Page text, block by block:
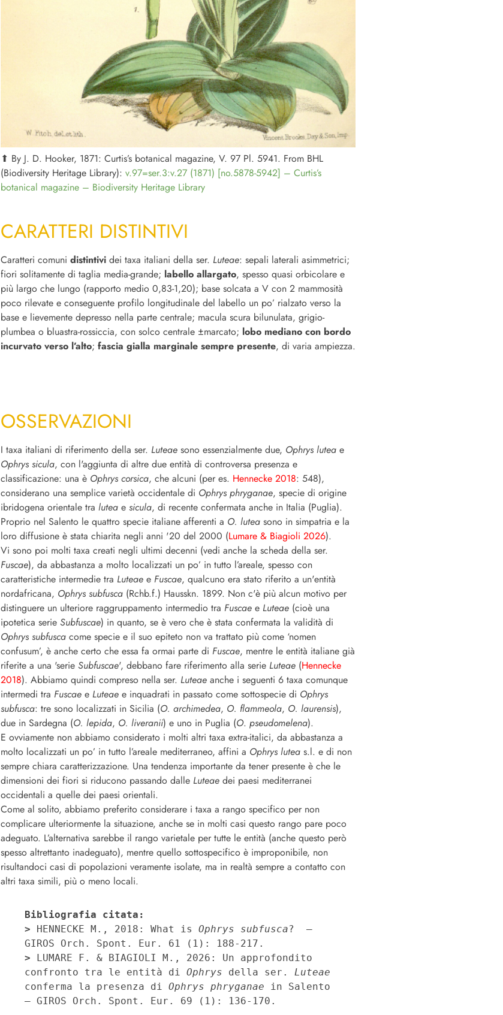
⬆︎ By J. D. Hooker, 1871: Curtis’s botanical magazine, V. 97 Pl. 5941. From BHL
(Biodiversity Heritage Library): v.97=ser.3:v.27 (1871) [no.5878-5942] – Curtis’s
botanical magazine – Biodiversity Heritage Library
CARATTERI DISTINTIVI
Caratteri comuni distintividei taxa italiani della ser. Luteae: sepali laterali asimmetrici;
fiori solitamente di taglia media-grande; labello allargato, spesso quasi orbicolare e
più largo che lungo (rapporto medio 0,83-1,20); base solcata a V con 2 mammosità
poco rilevate e conseguente profilo longitudinale del labello un po’ rialzato verso la
base e lievemente depresso nella parte centrale; macula scura bilunulata, grigio-
plumbea o bluastra-rossiccia, con solco centrale ±marcato; lobo mediano con bordo
incurvato verso l’alto; fascia gialla marginale sempre presente, di varia ampiezza.
OSSERVAZIONI
I taxa italiani di riferimento della ser. Luteaesono essenzialmente due, Ophrys luteae
Ophrys sicula, con l'aggiunta di altre due entità di controversa presenza e
classificazione: una è Ophrys corsica, che alcuni (per es. Hennecke 2018: 548),
considerano una semplice varietà occidentale di Ophrys phryganae, specie di origine
ibridogena orientale tra luteae sicula, di recente confermata anche in Italia (Puglia).
Proprio nel Salento le quattro specie italiane afferenti a O. luteasono in simpatria e la
loro diffusione è stata chiarita negli anni '20 del 2000 (Lumare & Biagioli 2026).
Vi sono poi molti taxa creati negli ultimi decenni (vedi anche la scheda della ser.
Fuscae), da abbastanza a molto localizzati un po’ in tutto l’areale, spesso con
caratteristiche intermedie tra Luteaee Fuscae, qualcuno era stato riferito a un'entità
nordafricana, Ophrys subfusca(Rchb.f.) Hausskn. 1899. Non c'è più alcun motivo per
distinguere un ulteriore raggruppamento intermedio tra Fuscaee Luteae(cioè una
ipotetica serie Subfuscae) in quanto, se è vero che è stata confermata la validità di
Ophrys subfuscacome specie e il suo epiteto non va trattato più come ‘nomen
confusum’, è anche certo che essa fa ormai parte di Fuscae, mentre le entità italiane già
riferite a una 'serie Subfuscae', debbano fare riferimento alla serie Luteae (Hennecke
2018). Abbiamo quindi compreso nella ser. Luteae anche i seguenti 6 taxa comunque
intermedi tra FuscaeeLuteaee inquadrati in passato come sottospecie di Ophrys
subfusca: tre sono localizzati in Sicilia (O. archimedea, O. flammeola, O. laurensis),
due in Sardegna (O. lepida, O. liveranii) e uno in Puglia (O. pseudomelena).
E ovviamente non abbiamo considerato i molti altri taxa extra-italici, da abbastanza a
molto localizzati un po’ in tutto l’areale mediterraneo, affini a Ophrys luteas.l. e di non
sempre chiara caratterizzazione. Una tendenza importante da tener presente è che le
dimensioni dei fiori si riducono passando dalle Luteaedei paesi mediterranei
occidentali a quelle dei paesi orientali.
Come al solito, abbiamo preferito considerare i taxa a rango specifico per non
complicare ulteriormente la situazione, anche se in molti casi questo rango pare poco
adeguato. L’alternativa sarebbe il rango varietale per tutte le entità (anche questo però
spesso altrettanto inadeguato), mentre quello sottospecifico è improponibile, non
risultandoci casi di popolazioni veramente isolate, ma in realtà sempre a contatto con
altri taxa simili, più o meno locali.
Bibliografia citata:
> HENNECKE M., 2018: What is Ophrys subfusca?  –
> LUMARE F. & BIAGIOLI M., 2026: Un approfondito
confronto tra le entità di Ophrys della ser. Luteae
conferma la presenza di Ophrys phryganae in Salento
– GIROS Orch. Spont. Eur. 69 (1): 136-170.